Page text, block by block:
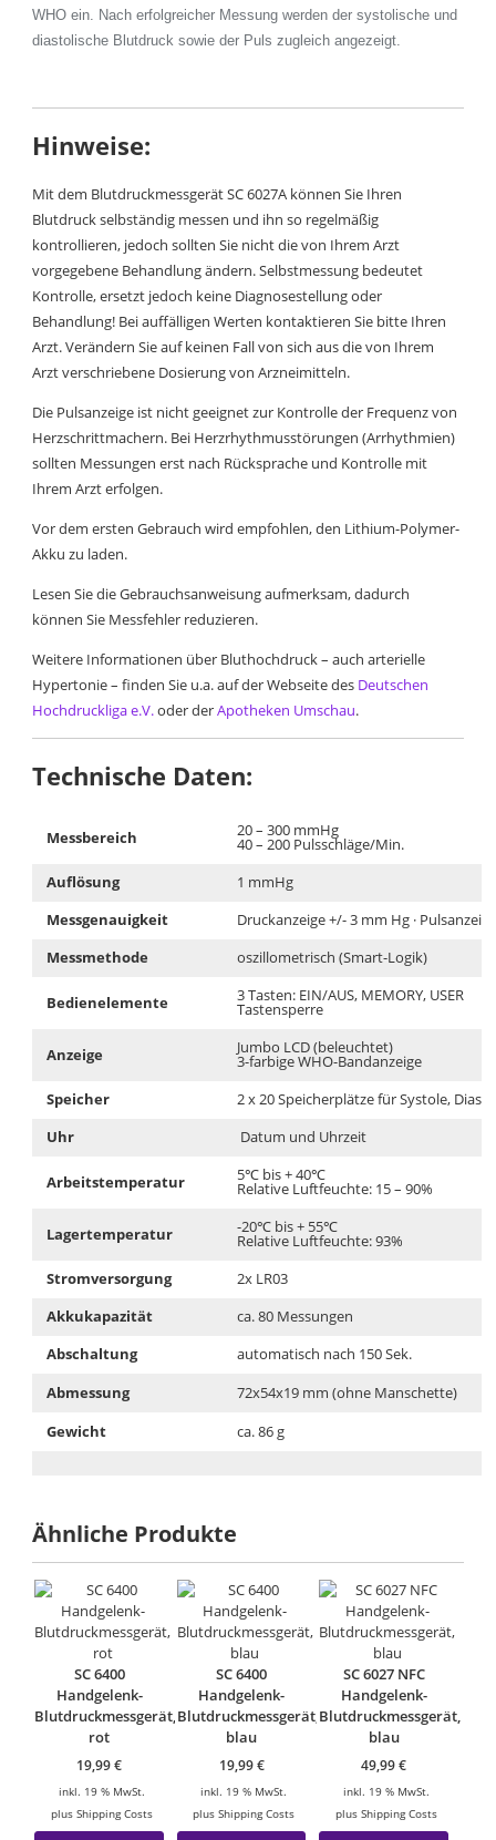
WHO ein. Nach erfolgreicher Messung werden der systolische und
diastolische Blutdruck sowie der Puls zugleich angezeigt.
Hinweise:
Mit dem Blutdruckmessgerät SC 6027A können Sie Ihren
Blutdruck selbständig messen und ihn so regelmäßig
kontrollieren, jedoch sollten Sie nicht die von Ihrem Arzt
vorgegebene Behandlung ändern. Selbstmessung bedeutet
Kontrolle, ersetzt jedoch keine Diagnosestellung oder
Behandlung! Bei auffälligen Werten kontaktieren Sie bitte Ihren
Arzt. Verändern Sie auf keinen Fall von sich aus die von Ihrem
Arzt verschriebene Dosierung von Arzneimitteln.
Die Pulsanzeige ist nicht geeignet zur Kontrolle der Frequenz von
Herzschrittmachern. Bei Herzrhythmusstörungen (Arrhythmien)
sollten Messungen erst nach Rücksprache und Kontrolle mit
Ihrem Arzt erfolgen.
Vor dem ersten Gebrauch wird empfohlen, den Lithium-Polymer-
Akku zu laden.
Lesen Sie die Gebrauchsanweisung aufmerksam, dadurch
können Sie Messfehler reduzieren.
Weitere Informationen über Bluthochdruck – auch arterielle
Hypertonie – finden Sie u.a. auf der Webseite des Deutschen
Hochdruckliga e.V.oder derApotheken Umschau.
Technische Daten:
Messbereich 20 – 300 mmHg
40 – 200 Pulsschläge/Min.
Auflösung
1 mmHg
Messgenauigkeit
Druckanzeige +/- 3 mm Hg ·
Messmethode
oszillometrisch (Smart-Logik)
Bedienelemente 3 Tasten: EIN/AUS, MEMORY, USER
Tastensperre
Anzeige Jumbo LCD (beleuchtet)
3-farbige WHO-Bandanzeige
Speicher
2 x 20 Speicherplätze für Systole,
Uhr
Datum und Uhrzeit
Arbeitstemperatur 5℃ bis + 40℃
Relative Luftfeuchte: 15 – 90%
Lagertemperatur -20℃ bis + 55℃
Relative Luftfeuchte: 93%
Stromversorgung
2x LR03
Akkukapazität
ca. 80 Messungen
Abschaltung
automatisch nach 150 Sek.
Abmessung
72x54x19 mm (ohne Manschette)
Gewicht
ca. 86 g
Ähnliche Produkte
SC 6400
Handgelenk-
Blutdruckmessgerät,
rot
19,99€
inkl. 19 % MwSt.
plus Shipping Costs
SC 6400
Handgelenk-
Blutdruckmessgerät,
blau
19,99€
inkl. 19 % MwSt.
plusShipping Costs
SC 6027 NFC
Handgelenk-
Blutdruckmessgerät,
blau
49,99€
inkl. 19 % MwSt.
plus Shipping Costs